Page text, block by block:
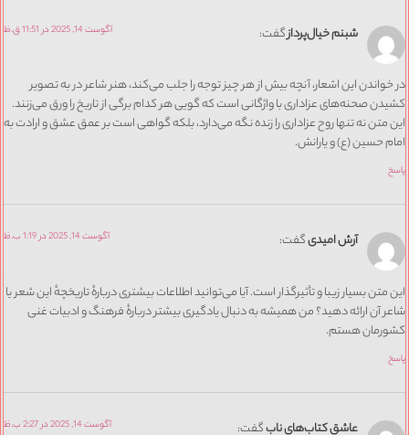
شبنم خیال‌پردازگفت: آگوست 14, 2025 در 11:51 ق.ظ
این اشعار، آنچه بیش از هر چیز توجه را جلب می‌کند، هنر شاعر در به تصویر
صحنه‌های عزاداری با واژگانی است که گویی هر کدام برگی از تاریخ را ورق می‌زنند.
نه تنها روح عزاداری را زنده نگه می‌دارد، بلکه گواهی است بر عمق عشق و ارادت به
حسین (ع) و یارانش.
آرش امیدیگفت: آگوست 14, 2025 در 1:19 ب.ظ
بسیار زیبا و تأثیرگذار است. آیا می‌توانید اطلاعات بیشتری دربارهٔ تاریخچهٔ این شعر یا
آن ارائه دهید؟ من همیشه به دنبال یادگیری بیشتر دربارهٔ فرهنگ و ادبیات غنی
هستم.
عاشق کتاب‌های نابگفت: آگوست 14, 2025 در 2:27 ب.ظ